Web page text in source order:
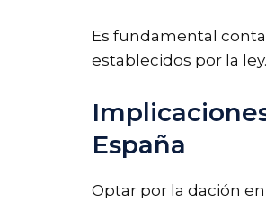
Es fundamental
establecidos por la ley.
España
Optar por la dación